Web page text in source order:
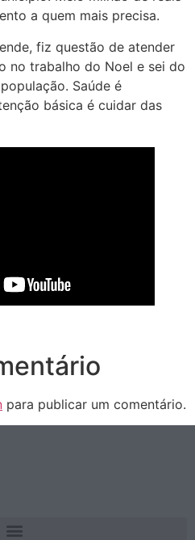
a quem mais precisa.
fiz questão de atender
no trabalho do Noel e sei do
Saúde é
básica é cuidar das
para publicar um comentário.